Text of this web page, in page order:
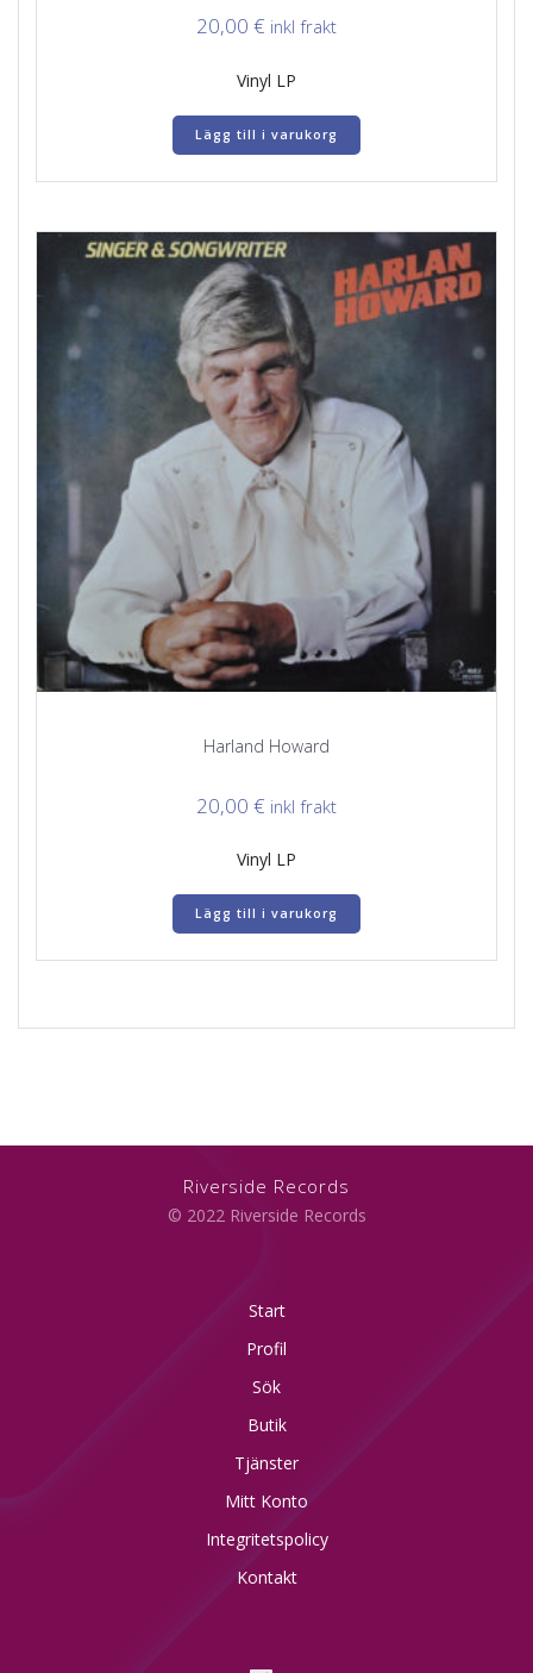
20,00 € inkl frakt
Vinyl LP
Lägg till i varukorg
Harland Howard
20,00 € inkl frakt
Vinyl LP
Lägg till i varukorg
Riverside Records
© 2022 Riverside Records
Start
Profil
Sök
Butik
Tjänster
Mitt Konto
Integritetspolicy
Kontakt